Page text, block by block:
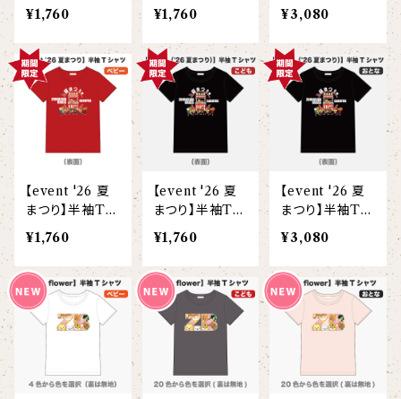
オリジナルイラストTシャツ
侍BRASSTシャツ
【vividtypo】
【wreath】
【custom_point】
【face_point】
【custom_point】
【xx's day】
【Allstar】
【embrem_American】
【Amazing player】
【EVENT ※期間限定商品】
ソックス
ネクタイ
ラグランTシャツ
ダンボールニットTシャツ
カーディガン
マフラー
カズンバク
雲豹（ウンピョウ）
アムールヒョウ
黒ヤギ
オルコット
フランソワルトン
パーカッションチーム
（15th Anniv.）
(ベビー)
¥1,760
（15th Anniv.）
(こども)
¥1,760
（15th Anniv.）
(大人)
¥3,080
【event '26 夏
まつり】半袖Tシ
ャツ(ベビー)
¥1,760
【event '26 夏
まつり】半袖Tシ
ャツ(こども)
¥1,760
【event '26 夏
まつり】半袖Tシ
ャツ(大人)
¥3,080